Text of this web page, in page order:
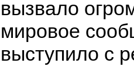
вызвало
мировое
выступило с